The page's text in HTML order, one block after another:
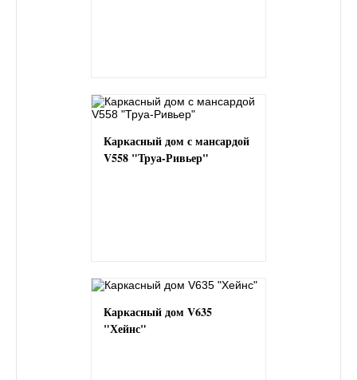
Каркасный дом с мансардой
V558 "Труа-Ривьер"
Каркасный дом V635
"Хейнс"